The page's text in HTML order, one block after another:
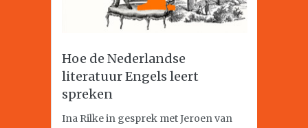
Hoe de Nederlandse
literatuur Engels leert
spreken
Ina Rilke in gesprek met Jeroen van